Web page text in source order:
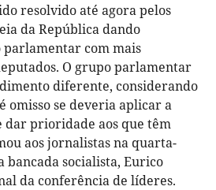
resolvido até agora pelos
da República dando
com mais
O grupo parlamentar
diferente, considerando
omisso se deveria aplicar a
dar prioridade aos que têm
aos jornalistas na quarta-
socialista, Eurico
da conferência de líderes.